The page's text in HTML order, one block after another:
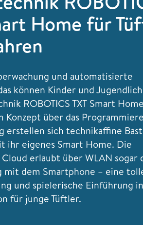
Home für
und automatisierte
können Kinder und
ROBOTICS TXT Smart
Konzept über das
erstellen sich technikaffine
ihr eigenes Smart Home. Die
erlaubt über WLAN sogar
mit dem Smartphone – eine
und spielerische Einführung
für junge Tüftler.